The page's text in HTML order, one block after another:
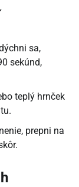
sa,
sekúnd,
teplý hrnček
prepni na